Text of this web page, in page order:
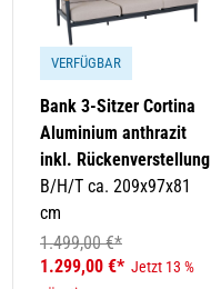
VERFÜGBAR
Bank 3-Sitzer Cortina
Aluminium anthrazit
inkl. Rückenverstellung
B/H/T ca. 209x97x81
cm
1.499,00 €*
1.299,00 €* Jetzt 13 %